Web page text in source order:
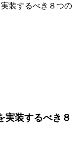
装するべき８つの
実装するべき８